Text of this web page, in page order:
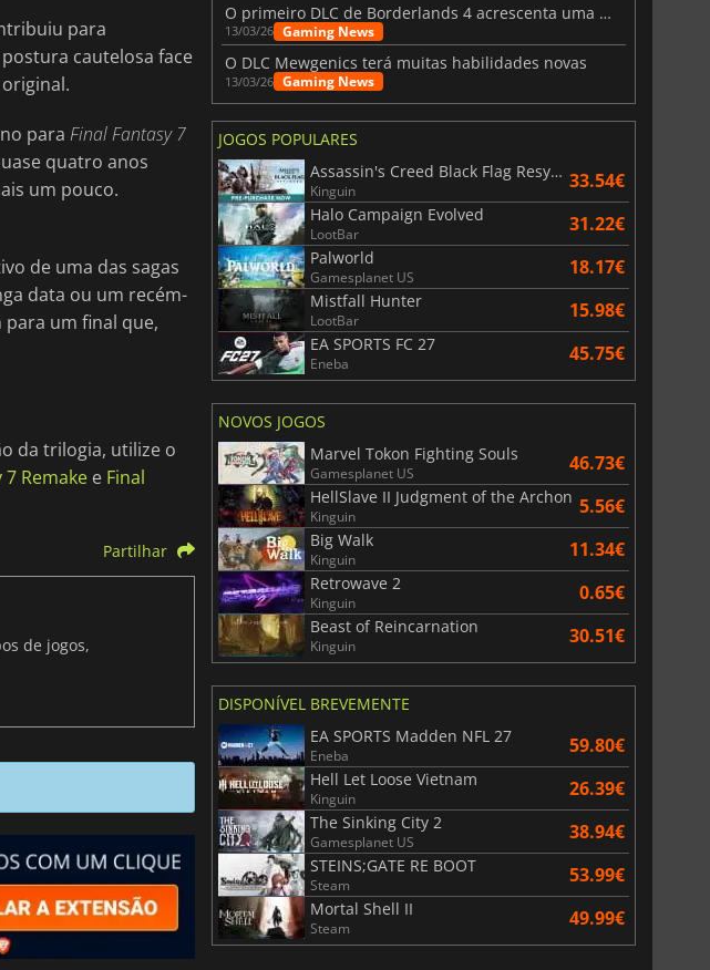
para
cautelosa face
para Final Fantasy 7
quatro anos
um pouco.
de uma das sagas
data ou um recém-
um final que,
da trilogia, utilize o
7 Remake e Final
Partilhar
de jogos,
O primeiro DLC de Borderlands 4 acrescenta uma nova personagem e muito mais
13/03/26 Gaming News
O DLC Mewgenics terá muitas habilidades novas
13/03/26 Gaming News
JOGOS POPULARES
Assassin's Creed Black Flag Resynced
Kinguin 33.54€
Halo Campaign Evolved
LootBar 31.22€
Palworld
Gamesplanet US 18.17€
Mistfall Hunter
LootBar 15.98€
EA SPORTS FC 27
Eneba 45.75€
NOVOS JOGOS
Marvel Tokon Fighting Souls
Gamesplanet US 46.73€
HellSlave II Judgment of the Archon
Kinguin 5.56€
Big Walk
Kinguin 11.34€
Retrowave 2
Kinguin 0.65€
Beast of Reincarnation
Kinguin 30.51€
DISPONÍVEL BREVEMENTE
EA SPORTS Madden NFL 27
Eneba 59.80€
Hell Let Loose Vietnam
Kinguin 26.39€
The Sinking City 2
Gamesplanet US 38.94€
STEINS;GATE RE BOOT
Steam 53.99€
Mortal Shell II
Steam 49.99€